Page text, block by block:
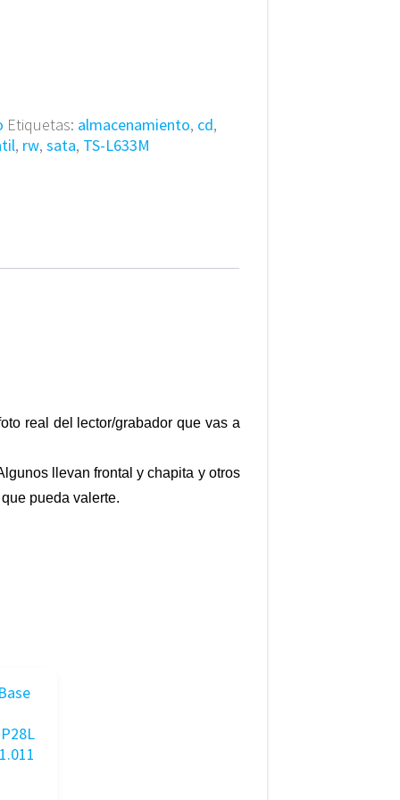
Etiquetas: almacenamiento, cd,
, rw, sata, TS-L633M
real del lector/grabador que vas a
llevan frontal y chapita y otros
pueda valerte.